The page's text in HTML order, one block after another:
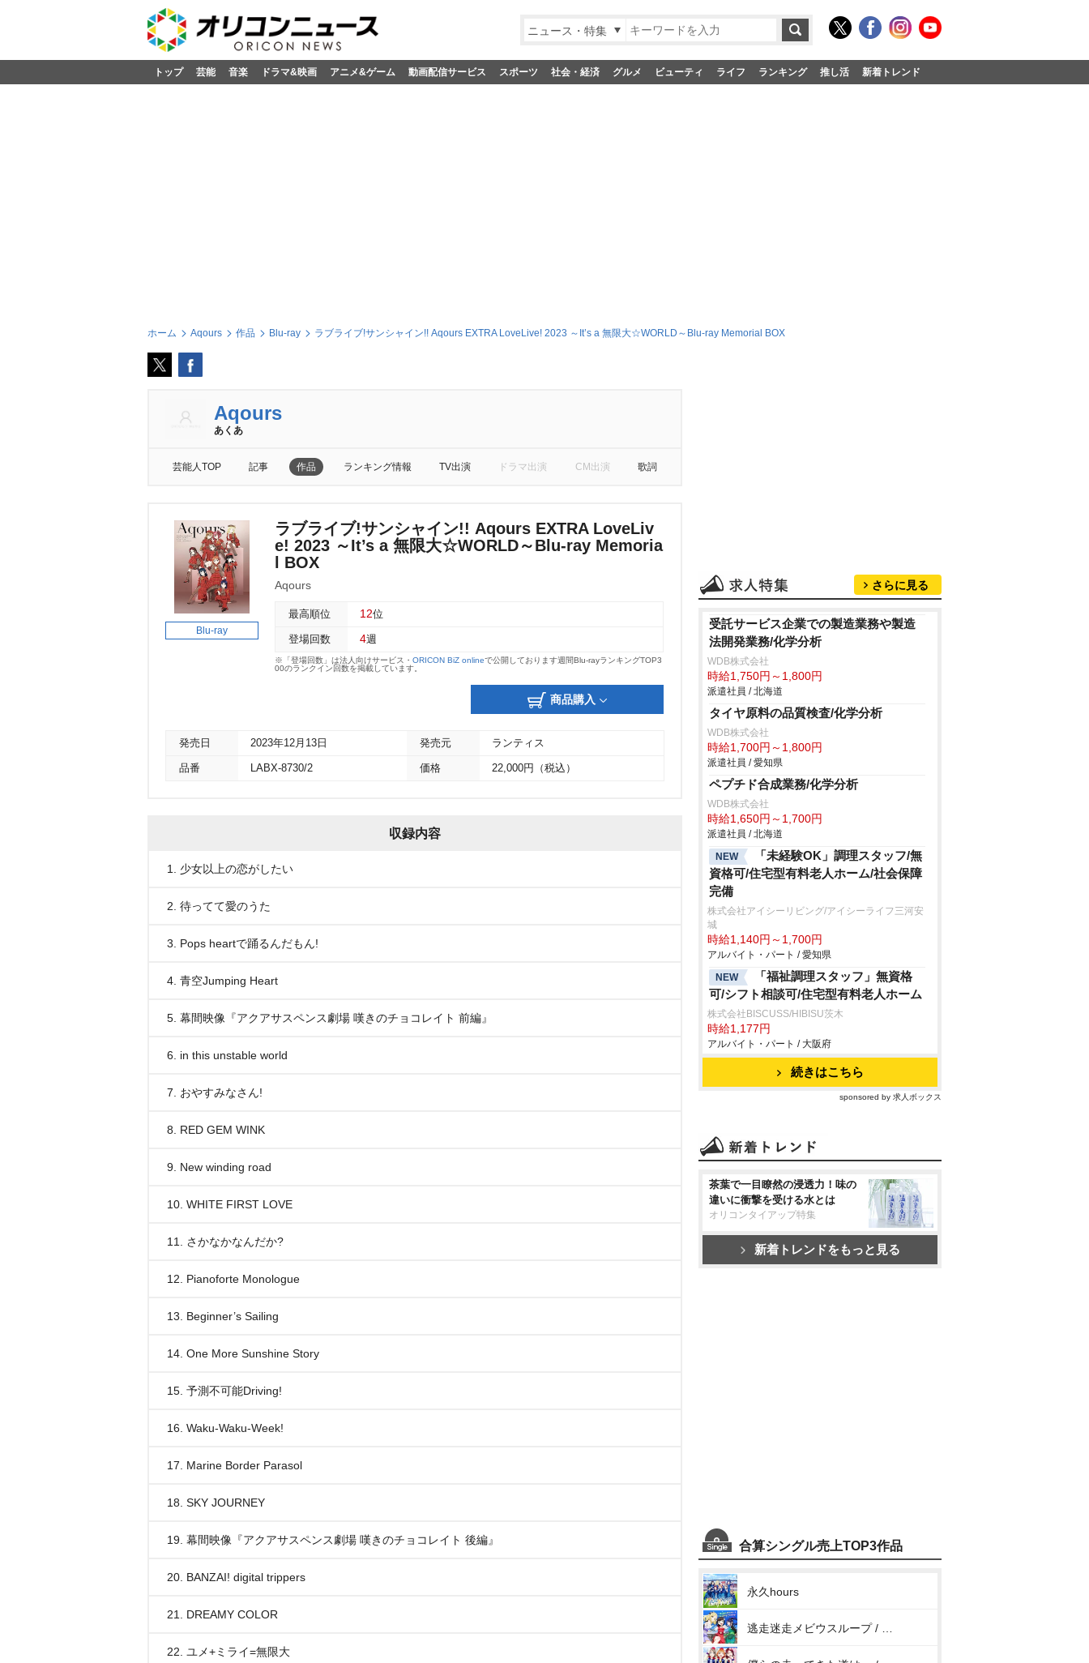
ニュース・特集
トップ 芸能 音楽 ドラマ&映画 アニメ&ゲーム 動画配信サービス スポーツ 社会・経済 グルメ ビューティ ライフ ランキング 推し活 新着トレンド
ホーム Aqours 作品 Blu-ray ラブライブ!サンシャイン!! Aqours EXTRA LoveLive! 2023 ～It’s a 無限大☆WORLD～Blu-ray Memorial BOX
Aqours
あくあ
芸能人TOP 記事 作品 ランキング情報 TV出演 ドラマ出演 CM出演 歌詞
Blu-ray
ラブライブ!サンシャイン!! Aqours EXTRA LoveLiv
e! 2023 ～It’s a 無限大☆WORLD～Blu-ray Memoria
l BOX
Aqours
最高順位 12位
登場回数 4週
※「登場回数」は法人向けサービス・ ORICON BiZ onlineで公開しております週間Blu-rayランキングTOP3
00のランクイン回数を掲載しています。
商品購入
発売日 2023年12月13日 発売元 ランティス
品番 LABX-8730/2 価格 22,000円（税込）
収録内容
1. 少女以上の恋がしたい
2. 待ってて愛のうた
3. Pops heartで踊るんだもん!
4. 青空Jumping Heart
5. 幕間映像『アクアサスペンス劇場 嘆きのチョコレイト 前編』
6. in this unstable world
7. おやすみなさん!
8. RED GEM WINK
9. New winding road
10. WHITE FIRST LOVE
11. さかなかなんだか?
12. Pianoforte Monologue
13. Beginner’s Sailing
14. One More Sunshine Story
15. 予測不可能Driving!
16. Waku-Waku-Week!
17. Marine Border Parasol
18. SKY JOURNEY
19. 幕間映像『アクアサスペンス劇場 嘆きのチョコレイト 後編』
20. BANZAI! digital trippers
21. DREAMY COLOR
22. ユメ+ミライ=無限大
さらに見る
受託サービス企業での製造業務や製造
法開発業務/化学分析
WDB株式会社
時給1,750円～1,800円
派遣社員 / 北海道
タイヤ原料の品質検査/化学分析
WDB株式会社
時給1,700円～1,800円
派遣社員 / 愛知県
ペプチド合成業務/化学分析
WDB株式会社
時給1,650円～1,700円
派遣社員 / 北海道
NEW
「未経験OK」調理スタッフ/無
資格可/住宅型有料老人ホーム/社会保障
完備
株式会社アイシーリビング/アイシーライフ三河安
城
時給1,140円～1,700円
アルバイト・パート / 愛知県
NEW
「福祉調理スタッフ」無資格
可/シフト相談可/住宅型有料老人ホーム
株式会社BISCUSS/HIBISU茨木
時給1,177円
アルバイト・パート / 大阪府
続きはこちら
sponsored by 求人ボックス
茶葉で一目瞭然の浸透力！味の
違いに衝撃を受ける水とは
オリコンタイアップ特集
新着トレンドをもっと見る
合算シングル売上TOP3作品
永久hours